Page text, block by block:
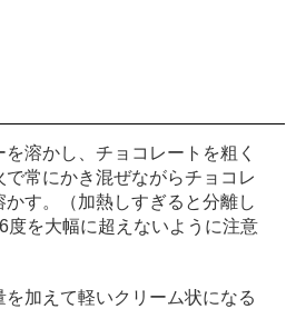
溶かし、チョコレートを粗く
常にかき混ぜながらチョコレ
かす。（加熱しすぎると分離し
度を大幅に超えないように注意
を加えて軽いクリーム状になる